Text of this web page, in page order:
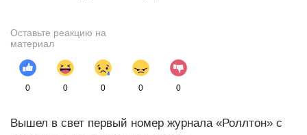
Оставьте реакцию на
материал
0 0 0 0 0
Вышел в свет первый номер журнала «Роллтон» с